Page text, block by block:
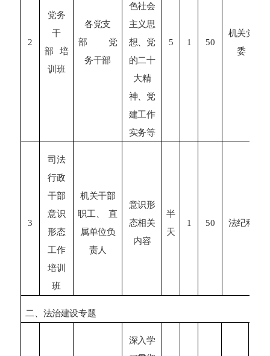
2
党务
干
部
培
训班
各党支
部
党
务干部
色社会
主义思
想、党
的二十
大精
神、党
建工作
实务等
5 1 50
机关党
委
3
司法
行政
干部
意识
形态
工作
培训
班
机关干部
职工、
直
属单位负
责人
意识形
态相关
内容
半
天
1 50 法纪科
二、法治建设专题
深入学